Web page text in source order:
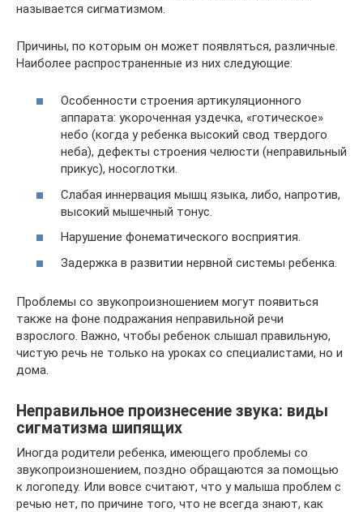
называется сигматизмом.
Причины, по которым он может появляться, различные.
Наиболее распространенные из них следующие:
Особенности строения артикуляционного
аппарата: укороченная уздечка, «готическое»
небо (когда у ребенка высокий свод твердого
неба), дефекты строения челюсти (неправильный
прикус), носоглотки.
Слабая иннервация мышц языка, либо, напротив,
высокий мышечный тонус.
Нарушение фонематического восприятия.
Задержка в развитии нервной системы ребенка.
Проблемы со звукопроизношением могут появиться
также на фоне подражания неправильной речи
взрослого. Важно, чтобы ребенок слышал правильную,
чистую речь не только на уроках со специалистами, но и
дома.
Неправильное произнесение звука: виды
сигматизма шипящих
Иногда родители ребенка, имеющего проблемы со
звукопроизношением, поздно обращаются за помощью
к логопеду. Или вовсе считают, что у малыша проблем с
речью нет, по причине того, что не всегда знают, как